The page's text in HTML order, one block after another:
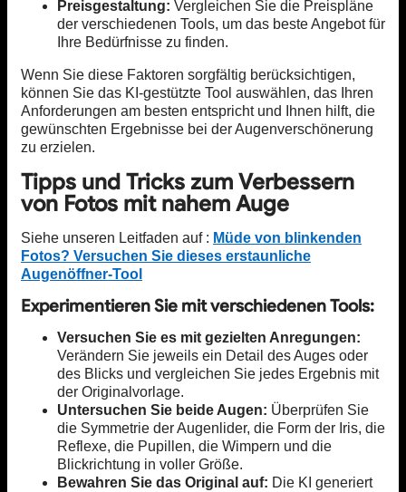
Preisgestaltung: Vergleichen Sie die Preispläne
der verschiedenen Tools, um das beste Angebot für
Ihre Bedürfnisse zu finden.
Wenn Sie diese Faktoren sorgfältig berücksichtigen,
können Sie das KI-gestützte Tool auswählen, das Ihren
Anforderungen am besten entspricht und Ihnen hilft, die
gewünschten Ergebnisse bei der Augenverschönerung
zu erzielen.
Tipps und Tricks zum Verbessern
von Fotos mit nahem Auge
Siehe unseren Leitfaden auf : Müde von blinkenden
Fotos? Versuchen Sie dieses erstaunliche
Augenöffner-Tool
Experimentieren Sie mit verschiedenen Tools:
Versuchen Sie es mit gezielten Anregungen:
Verändern Sie jeweils ein Detail des Auges oder
des Blicks und vergleichen Sie jedes Ergebnis mit
der Originalvorlage.
Untersuchen Sie beide Augen: Überprüfen Sie
die Symmetrie der Augenlider, die Form der Iris, die
Reflexe, die Pupillen, die Wimpern und die
Blickrichtung in voller Größe.
Bewahren Sie das Original auf: Die KI generiert